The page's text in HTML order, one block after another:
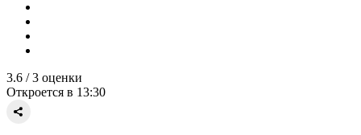
3.6 / 3 оценки
Откроется в 13:30